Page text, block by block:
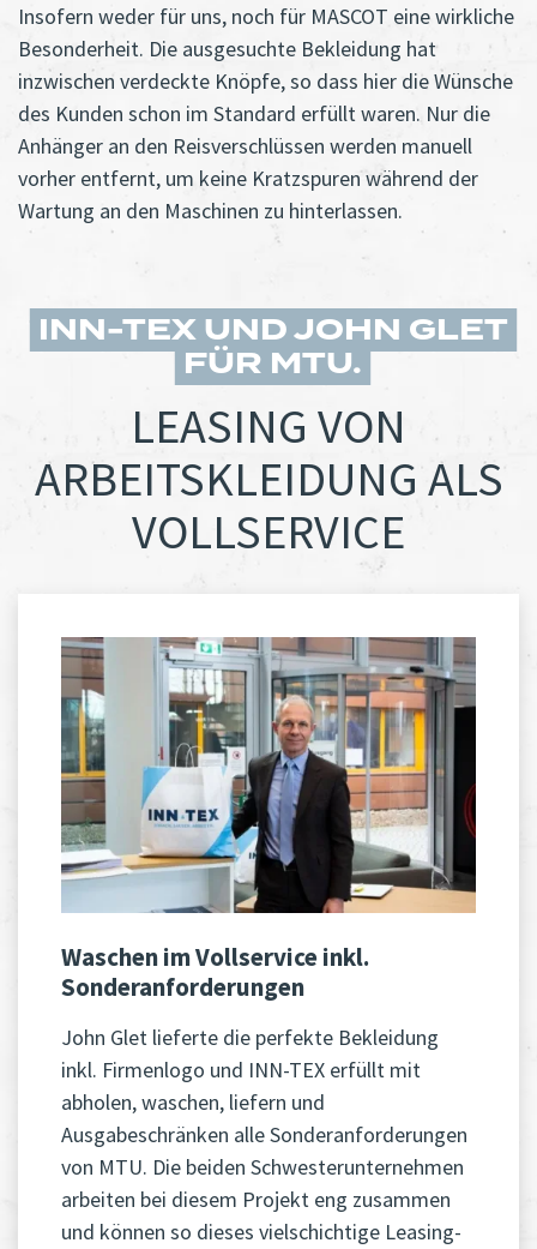
Insofern weder für uns, noch für MASCOT eine wirkliche
Besonderheit. Die ausgesuchte Bekleidung hat
inzwischen verdeckte Knöpfe, so dass hier die Wünsche
des Kunden schon im Standard erfüllt waren. Nur die
Anhänger an den Reisverschlüssen werden manuell
vorher entfernt, um keine Kratzspuren während der
Wartung an den Maschinen zu hinterlassen.
INN-TEX UND JOHN GLET
FÜR MTU
LEASING VON
ARBEITSKLEIDUNG ALS
VOLLSERVICE
Waschen im Vollservice inkl.
Sonderanforderungen
John Glet lieferte die perfekte Bekleidung
inkl. Firmenlogo und INN-TEX erfüllt mit
abholen, waschen, liefern und
Ausgabeschränken alle Sonderanforderungen
von MTU. Die beiden Schwesterunternehmen
arbeiten bei diesem Projekt eng zusammen
und können so dieses vielschichtige Leasing-